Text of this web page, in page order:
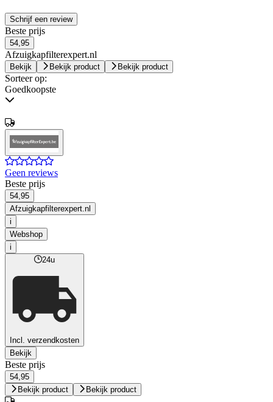
Schrijf een review
Beste prijs
54,95
Afzuigkapfilterexpert.nl
Bekijk Bekijk product Bekijk product
Sorteer op:
Goedkoopste
Geen reviews
Beste prijs
54,95
Afzuigkapfilterexpert.nl
i
Webshop
i
24u
Incl. verzendkosten
Bekijk
Beste prijs
54,95
Bekijk product
Bekijk product